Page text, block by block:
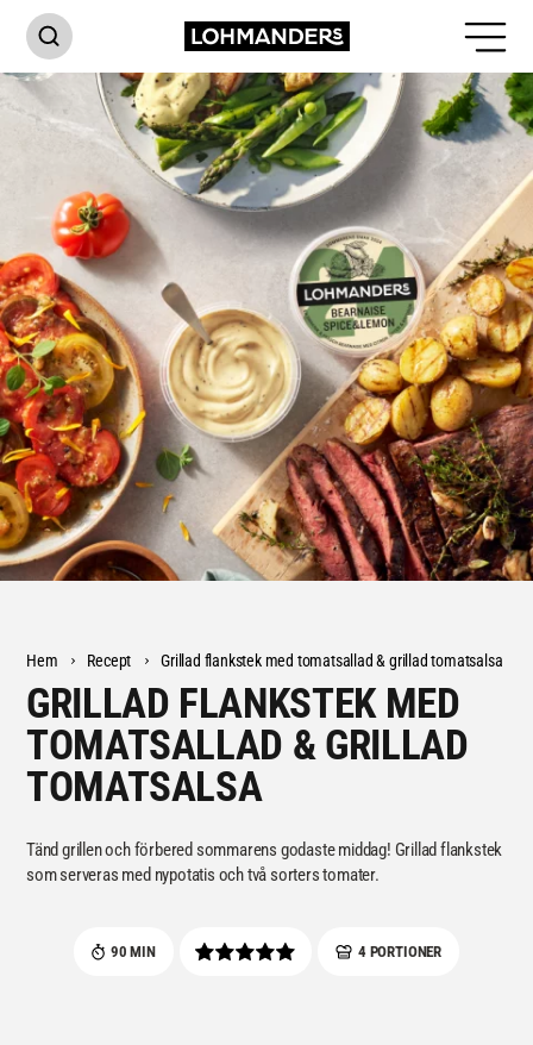
GRILLAD FLANKSTEK MED
TOMATSALLAD & GRILLAD
TOMATSALSA
Tänd grillen och förbered sommarens godaste middag! Grillad flankstek
som serveras med nypotatis och två sorters tomater.
90 MIN 4 PORTIONER
Hem Recept Grillad flankstek med tomatsallad & grillad tomatsalsa